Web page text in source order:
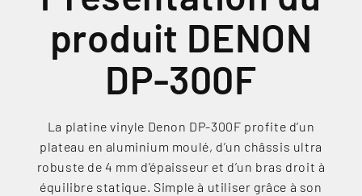
produit DENON
DP-300F
La platine vinyle Denon DP-300F profite d’un
plateau en aluminium moulé, d’un châssis ultra
robuste de 4 mm d’épaisseur et d’un bras droit à
équilibre statique. Simple à utiliser grâce à son